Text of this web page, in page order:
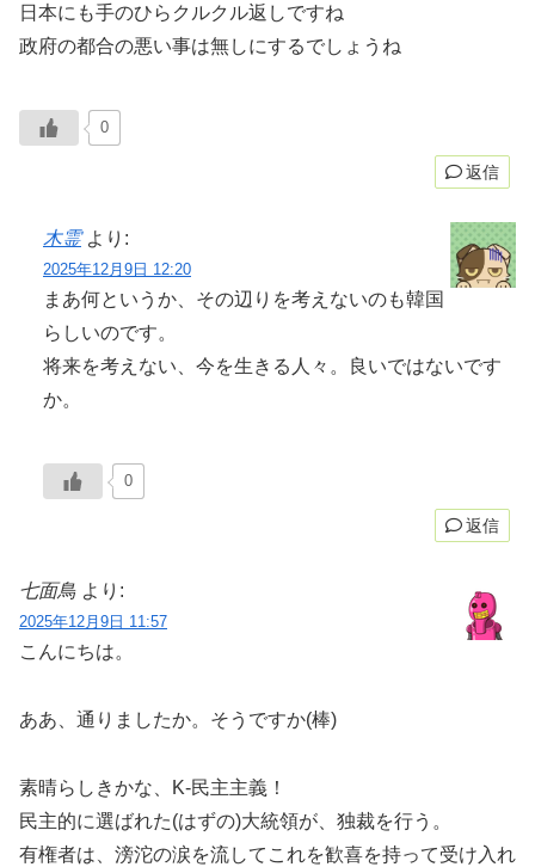
日本にも手のひらクルクル返しですね
政府の都合の悪い事は無しにするでしょうね
0
返信
木霊 より:
2025年12月9日 12:20
まあ何というか、その辺りを考えないのも韓国
らしいのです。
将来を考えない、今を生きる人々。良いではないです
か。
0
返信
七面鳥 より:
2025年12月9日 11:57
こんにちは。
ああ、通りましたか。そうですか(棒)
素晴らしきかな、K-民主主義！
民主的に選ばれた(はずの)大統領が、独裁を行う。
有権者は、滂沱の涙を流してこれを歓喜を持って受け入れ